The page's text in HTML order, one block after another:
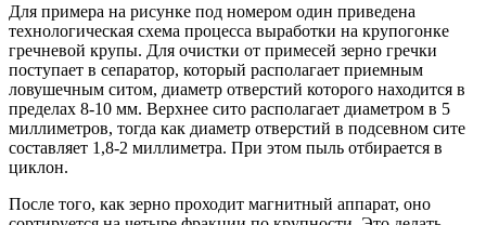
Для примера на рисунке под номером один приведена
технологическая схема процесса выработки на крупогонке
гречневой крупы. Для очистки от примесей зерно гречки
поступает в сепаратор, который располагает приемным
ловушечным ситом, диаметр отверстий которого находится в
пределах 8-10 мм. Верхнее сито располагает диаметром в 5
миллиметров, тогда как диаметр отверстий в подсевном сите
составляет 1,8-2 миллиметра. При этом пыль отбирается в
циклон.
После того, как зерно проходит магнитный аппарат, оно